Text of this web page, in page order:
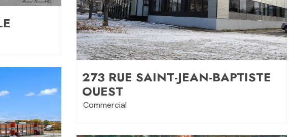
273 RUE SAINT-JEAN-BAPTISTE
OUEST
Commercial